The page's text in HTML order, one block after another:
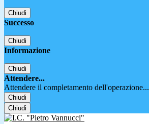
Chiudi
Successo
Chiudi
Informazione
Chiudi
Attendere...
Attendere il completamento dell'operazione...
Chiudi
Chiudi